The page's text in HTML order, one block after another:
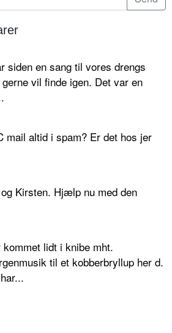
siden en sang til vores drengs
vil finde igen. Det var en
mail altid i spam? Er det hos jer
Kirsten. Hjælp nu med den
lidt i knibe mht.
til et kobberbryllup her d.